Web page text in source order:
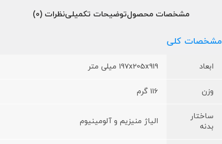
مشخصات محصولتوضیحات تکمیلینظرات (0)
مشخصات کلی
ابعاد 197x205x919 میلی متر
وزن 116 گرم
ساختار
بدنه
الیاژ منیزیم و آلومینیوم